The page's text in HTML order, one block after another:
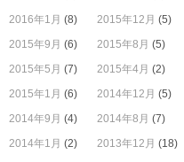
2016年1月 (8) 2015年12月 (5)
2015年9月 (6) 2015年8月 (5)
2015年5月 (7) 2015年4月 (2)
2015年1月 (6) 2014年12月 (5)
2014年9月 (4) 2014年8月 (7)
2014年1月 (2) 2013年12月 (18)